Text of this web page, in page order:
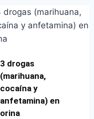
3 drogas
(marihuana,
cocaína y
anfetamina) en
orina